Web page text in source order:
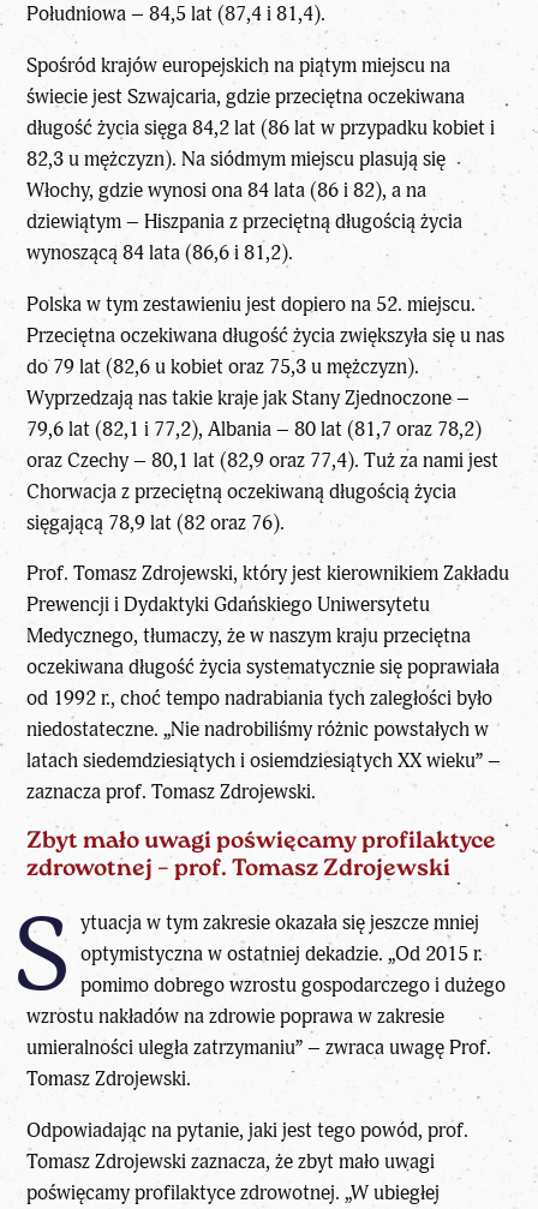
Południowa – 84,5 lat (87,4 i 81,4).
Spośród krajów europejskich na piątym miejscu na
świecie jest Szwajcaria, gdzie przeciętna oczekiwana
długość życia sięga 84,2 lat (86 lat w przypadku kobiet i
82,3 u mężczyzn). Na siódmym miejscu plasują się
Włochy, gdzie wynosi ona 84 lata (86 i 82), a na
dziewiątym – Hiszpania z przeciętną długością życia
wynoszącą 84 lata (86,6 i 81,2).
Polska w tym zestawieniu jest dopiero na 52. miejscu.
Przeciętna oczekiwana długość życia zwiększyła się u nas
do 79 lat (82,6 u kobiet oraz 75,3 u mężczyzn).
Wyprzedzają nas takie kraje jak Stany Zjednoczone –
79,6 lat (82,1 i 77,2), Albania – 80 lat (81,7 oraz 78,2)
oraz Czechy – 80,1 lat (82,9 oraz 77,4). Tuż za nami jest
Chorwacja z przeciętną oczekiwaną długością życia
sięgającą 78,9 lat (82 oraz 76).
Prof. Tomasz Zdrojewski, który jest kierownikiem Zakładu
Prewencji i Dydaktyki Gdańskiego Uniwersytetu
Medycznego, tłumaczy, że w naszym kraju przeciętna
oczekiwana długość życia systematycznie się poprawiała
od 1992 r., choć tempo nadrabiania tych zaległości było
niedostateczne. „Nie nadrobiliśmy różnic powstałych w
latach siedemdziesiątych i osiemdziesiątych XX wieku” –
zaznacza prof. Tomasz Zdrojewski.
Zbyt mało uwagi poświęcamy profilaktyce
zdrowotnej – prof. Tomasz Zdrojewski
S ytuacja w tym zakresie okazała się jeszcze mniej
optymistyczna w ostatniej dekadzie. „Od 2015 r.
pomimo dobrego wzrostu gospodarczego i dużego
wzrostu nakładów na zdrowie poprawa w zakresie
umieralności uległa zatrzymaniu” – zwraca uwagę Prof.
Tomasz Zdrojewski.
Odpowiadając na pytanie, jaki jest tego powód, prof.
Tomasz Zdrojewski zaznacza, że zbyt mało uwagi
poświęcamy profilaktyce zdrowotnej. „W ubiegłej